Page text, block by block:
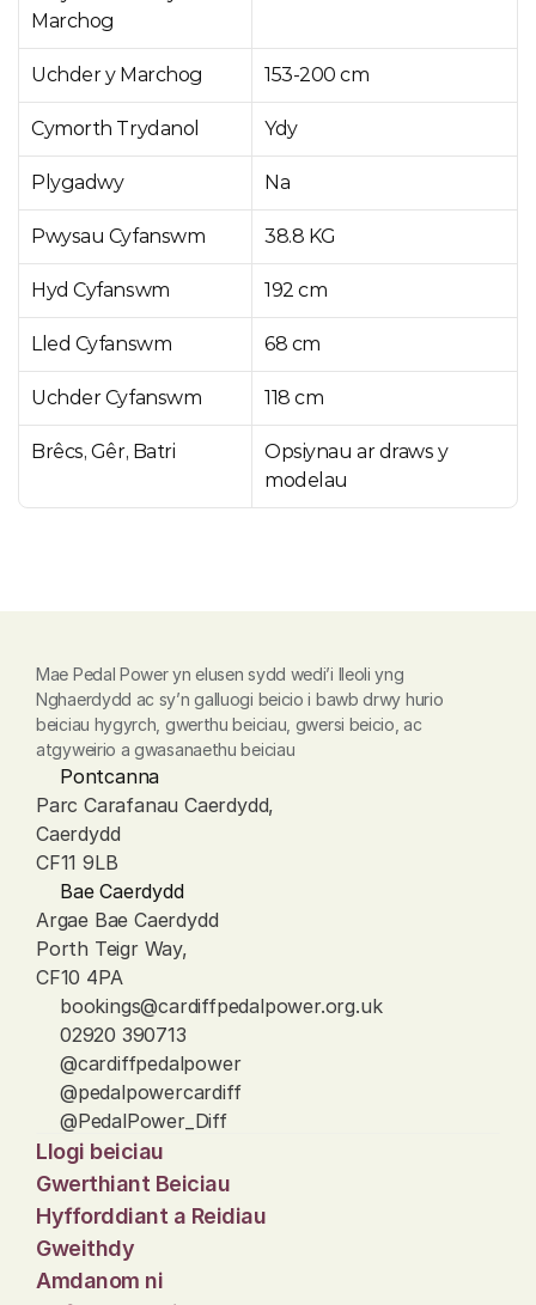
Marchog
Uchder y Marchog 153-200 cm
Cymorth Trydanol Ydy
Plygadwy Na
Pwysau Cyfanswm 38.8 KG
Hyd Cyfanswm 192 cm
Lled Cyfanswm 68 cm
Uchder Cyfanswm 118 cm
Brêcs, Gêr, Batri
Opsiynau ar draws y
modelau
Mae Pedal Power yn elusen sydd wedi’i lleoli yng
Nghaerdydd ac sy’n galluogi beicio i bawb drwy hurio
beiciau hygyrch, gwerthu beiciau, gwersi beicio, ac
atgyweirio a gwasanaethu beiciau
Pontcanna
Parc Carafanau Caerdydd,
Caerdydd
CF11 9LB
Bae Caerdydd
Argae Bae Caerdydd
Porth Teigr Way,
CF10 4PA
bookings@cardiffpedalpower.org.uk
02920 390713
@cardiffpedalpower
@pedalpowercardiff
@PedalPower_Diff
Llogi beiciau
Gwerthiant Beiciau
Hyfforddiant a Reidiau
Gweithdy
Amdanom ni